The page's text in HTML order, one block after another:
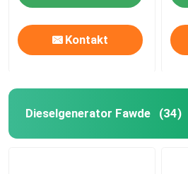
Kontakt
Dieselgenerator Fawde (34)